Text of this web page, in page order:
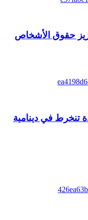
حقوق الأشخاص
تنخرط في دينامية